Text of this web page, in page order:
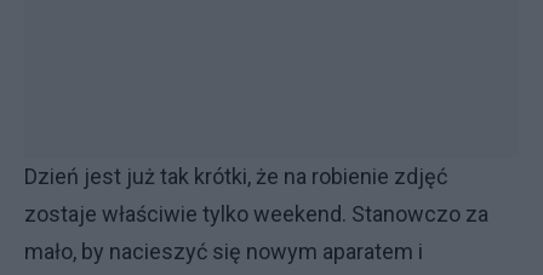
Dzień jest już tak krótki, że na robienie zdjęć
zostaje właściwie tylko weekend. Stanowczo za
mało, by nacieszyć się nowym aparatem i